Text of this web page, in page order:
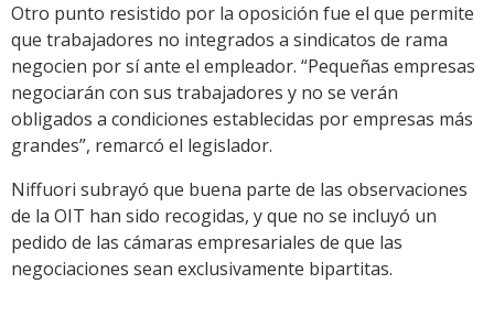
Otro punto resistido por la oposición fue el que permite
que trabajadores no integrados a sindicatos de rama
negocien por sí ante el empleador. “Pequeñas empresas
negociarán con sus trabajadores y no se verán
obligados a condiciones establecidas por empresas más
grandes”, remarcó el legislador.
Niffuori subrayó que buena parte de las observaciones
de la OIT han sido recogidas, y que no se incluyó un
pedido de las cámaras empresariales de que las
negociaciones sean exclusivamente bipartitas.